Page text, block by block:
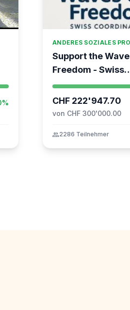
ANDERES SOZIALES
Support the
Freedom - Swiss
coordination for
Movement to Gaza
CHF 222'947.70
von CHF 300'000.00
group2286 Teilnehmer